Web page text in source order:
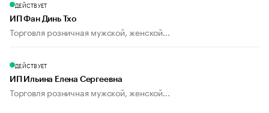
ДЕЙСТВУЕТ
ИП Фан Динь Тхо
Торговля розничная мужской, женской...
ДЕЙСТВУЕТ
ИП Ильина Елена Сергеевна
Торговля розничная мужской, женской...